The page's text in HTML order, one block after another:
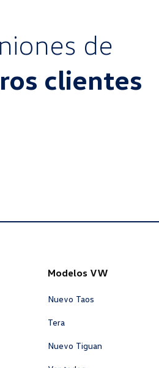
de
clientes
Modelos VW
Nuevo Taos
Tera
Nuevo Tiguan